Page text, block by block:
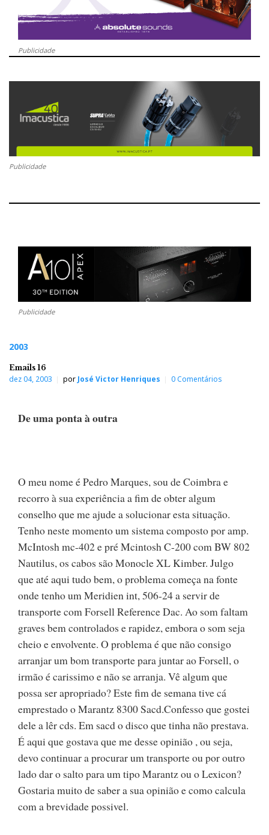
Publicidade
Publicidade
Publicidade
2003
Emails 16
dez 04, 2003 por José Victor Henriques 0 Comentários
De uma ponta à outra
O meu nome é Pedro Marques, sou de Coimbra e
recorro à sua experiência a fim de obter algum
conselho que me ajude a solucionar esta situação.
Tenho neste momento um sistema composto por amp.
McIntosh mc-402 e pré Mcintosh C-200 com BW 802
Nautilus, os cabos são Monocle XL Kimber. Julgo
que até aqui tudo bem, o problema começa na fonte
onde tenho um Meridien int, 506-24 a servir de
transporte com Forsell Reference Dac. Ao som faltam
graves bem controlados e rapidez, embora o som seja
cheio e envolvente. O problema é que não consigo
arranjar um bom transporte para juntar ao Forsell, o
irmão é carissimo e não se arranja. Vê algum que
possa ser apropriado? Este fim de semana tive cá
emprestado o Marantz 8300 Sacd.Confesso que gostei
dele a lêr cds. Em sacd o disco que tinha não prestava.
É aqui que gostava que me desse opinião , ou seja,
devo continuar a procurar um transporte ou por outro
lado dar o salto para um tipo Marantz ou o Lexicon?
Gostaria muito de saber a sua opinião e como calcula
com a brevidade possivel.